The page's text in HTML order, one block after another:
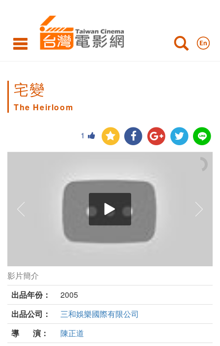
宅變
The Heirloom
1
宅變劇照
影片簡介
出品年份：
2005
出品公司：
三和娛樂國際有限公司
導 演：
陳正道